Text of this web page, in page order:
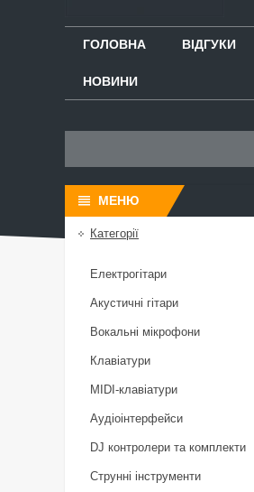
ГОЛОВНА ВІДГУКИ
НОВИНИ
Категорії
Електрогітари
Акустичні гітари
Вокальні мікрофони
Клавіатури
MIDI-клавіатури
Аудіоінтерфейси
DJ контролери та комплекти
Струнні інструменти